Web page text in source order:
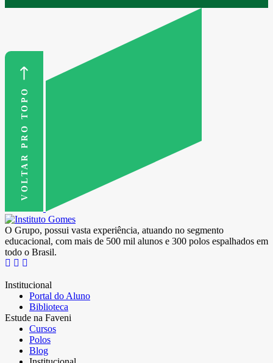
VOLTAR PRO TOPO
O Grupo, possui vasta experiência, atuando no segmento
educacional, com mais de 500 mil alunos e 300 polos espalhados em
todo o Brasil.
Institucional
Portal do Aluno
Biblioteca
Estude na Faveni
Cursos
Polos
Blog